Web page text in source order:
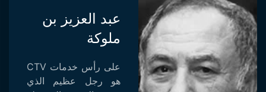
عبد العزيز بن
ملوكة
على رأس خدمات CTV
هو رجل عظيم الذي